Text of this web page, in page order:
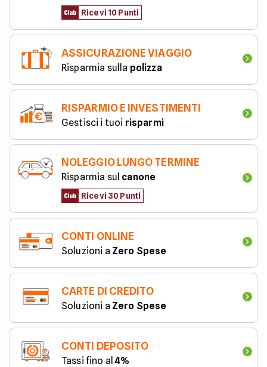
Ricevi 10 Punti
ASSICURAZIONE VIAGGIO
Risparmia sulla polizza
RISPARMIO E INVESTIMENTI
Gestisci i tuoi risparmi
NOLEGGIO LUNGO TERMINE
Risparmia sul canone
Ricevi 30 Punti
CONTI ONLINE
Soluzioni a Zero Spese
CARTE DI CREDITO
Soluzioni a Zero Spese
CONTI DEPOSITO
Tassi fino al 4%